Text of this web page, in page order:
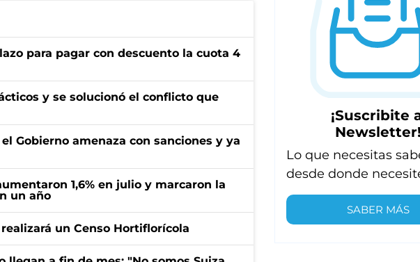
para pagar con descuento la cuota 4
y se solucionó el conflicto que
Gobierno amenaza con sanciones y ya
1,6% en julio y marcaron la
un año
un Censo Hortiflorícola
¡Suscribite
Newsletter!
Lo que necesitas
desde donde
SABER MÁS